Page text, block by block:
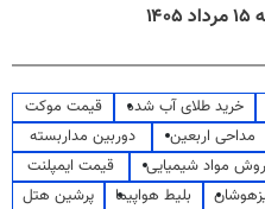
خرید طلای آب شده
قیمت موکت
مداحی اربعین
دوربین مداربسته
مواد شیمیایی
قیمت ایمپلنت
بلیط هواپیما
پرشین هتل